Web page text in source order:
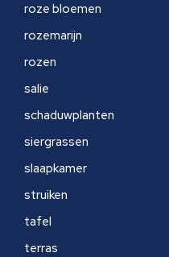
roze bloemen
rozemarijn
rozen
salie
schaduwplanten
siergrassen
slaapkamer
struiken
tafel
terras